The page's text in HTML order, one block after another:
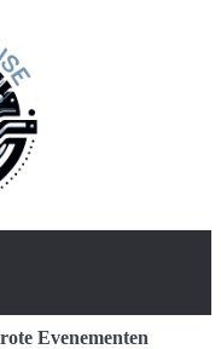
Evenementen